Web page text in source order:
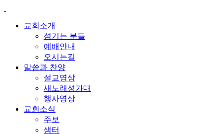
교회소개
섬기는 분들
예배안내
오시는길
말씀과 찬양
설교영상
새노래성가대
행사영상
교회소식
주보
샘터